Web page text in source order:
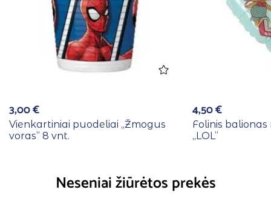
3,00€
Vienkartiniai puodeliai ,,Žmogus
voras” 8 vnt.
4,50€
Folinis
,,LOL”
Neseniai žiūrėtos prekės